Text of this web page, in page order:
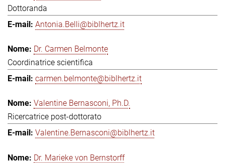
Dottoranda
Antonia.Belli@biblhertz.it
Dr. Carmen Belmonte
Coordinatrice scientifica
carmen.belmonte@biblhertz.it
Valentine Bernasconi, Ph.D.
Ricercatrice post-dottorato
Valentine.Bernasconi@biblhertz.it
Dr. Marieke von Bernstorff